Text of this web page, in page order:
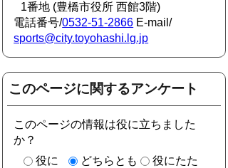
1番地 (豊橋市役所 西館3階)
電話番号/0532-51-2866 E-mail/
sports@city.toyohashi.lg.jp
このページに関するアンケート
このページの情報は役に立ちました
か？
役に
どちらとも
役にたた